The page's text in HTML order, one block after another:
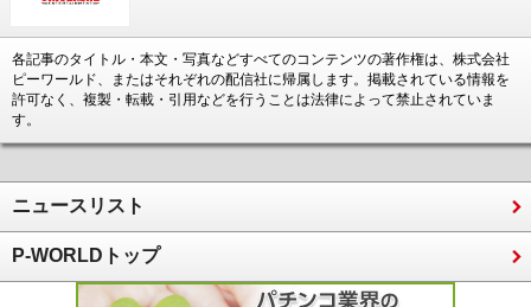
各記事のタイトル・本文・写真などすべてのコンテンツの著作権は、株式会社
ピーワールド、またはそれぞれの配信社に帰属します。掲載されている情報を
許可なく、複製・転載・引用などを行うことは法律によって禁止されていま
す。
ニュースリスト
P-WORLDトップ